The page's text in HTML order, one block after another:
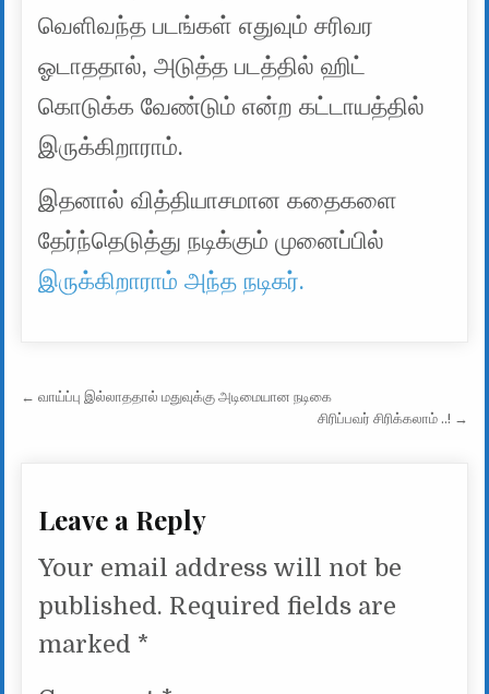
வெளிவந்த படங்கள் எதுவும் சரிவர
ஓடாததால், அடுத்த படத்தில் ஹிட்
கொடுக்க வேண்டும் என்ற கட்டாயத்தில்
இருக்கிறாராம்.
இதனால் வித்தியாசமான கதைகளை
தேர்ந்தெடுத்து நடிக்கும் முனைப்பில்
இருக்கிறாராம் அந்த நடிகர்.
Post navigation
← வாய்ப்பு இல்லாததால் மதுவுக்கு அடிமையான நடிகை
சிரிப்பவர் சிரிக்கலாம் ..! →
Leave a Reply
Your email address will not be
published. Required fields are
marked *